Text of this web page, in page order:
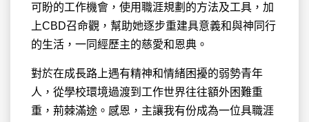
可盼的工作機會，使用職涯規劃的方法及工具，加
上CBD召命觀，幫助她逐步重建具意義和與神同行
的生活，一同經歷主的慈愛和恩典。
對於在成長路上遇有精神和情緒困擾的弱勢青年
人，從學校環境過渡到工作世界往往額外困難重
重，荊棘滿途。感恩，主讓我有份成為一位具職涯